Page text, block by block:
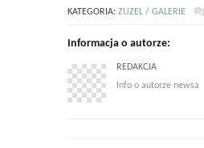
KATEGORIA: ZUZEL / GALERIE
Informacja o autorze:
REDAKCJA
Info o autorze newsa